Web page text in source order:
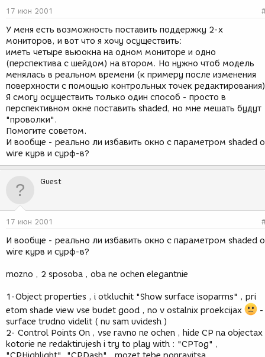
ы
и
я
17 июн 2001
У меня есть возможность поставить поддержку 2-х
мониторов, и вот что я хочу осуществить:
иметь четыре вьюокна на одном мониторе и одно
(перспектива с шейдом) на втором. Но нужно чтоб модель
менялась в реальном времени (к примеру после изменения
поверхности с помощью контрольных точек
Я смогу осуществить только один способ - просто в
перспективном окне поставить shaded, но мне мешать будут
"проволки".
Помогите советом.
И вообще - реально ли избавить окно с параметром shaded
wire курв и сурф-в?
Guest
17 июн 2001
И вообще - реально ли избавить окно с параметром shaded
wire курв и сурф-в?
mozno , 2 sposoba , oba ne ochen elegantnie
1-Object properties , i otkluchit "Show surface isoparms" , pri
etom shade view vse budet good , no v ostalnix proekcijax
-
surface trudno videlit ( nu sam uvidesh )
2- Control Points On , vse ravno ne ochen , hide CP na objectax
kotorie ne redaktirujesh i try to play with : "CPTog" ,